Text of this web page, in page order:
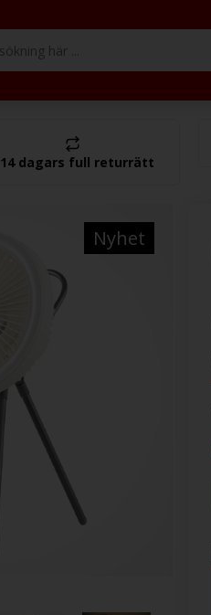
14 dagars full returrätt
Nyhet